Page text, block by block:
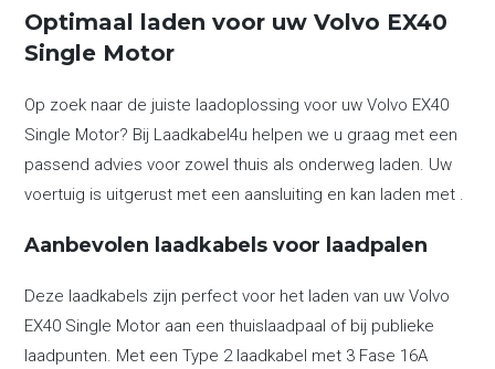
Optimaal laden voor uw Volvo EX40
Single Motor
Op zoek naar de juiste laadoplossing voor uw Volvo EX40
Single Motor? Bij Laadkabel4u helpen we u graag met een
passend advies voor zowel thuis als onderweg laden. Uw
voertuig is uitgerust met een aansluiting en kan laden met .
Aanbevolen laadkabels voor laadpalen
Deze laadkabels zijn perfect voor het laden van uw Volvo
EX40 Single Motor aan een thuislaadpaal of bij publieke
laadpunten. Met een Type 2 laadkabel met 3 Fase 16A